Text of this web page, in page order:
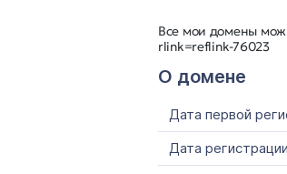
Все мои домены
rlink=reflink-76023
О домене
Дата первой
Дата регистрации